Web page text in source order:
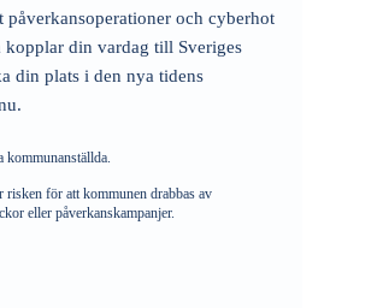
påverkansoperationer och cyberhot
kopplar din vardag till Sveriges
din plats i den nya tidens
för att kommunen drabbas av
eller påverkanskampanjer.